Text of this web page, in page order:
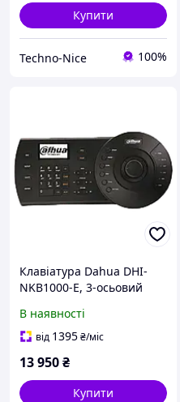
Купити
Techno-Nice 100%
Клавіатура Dahua DHI-
NKB1000-E, 3-осьовий
75.2 × 33.85 мм
В наявності
від 1395₴/міс
13 950₴
Купити